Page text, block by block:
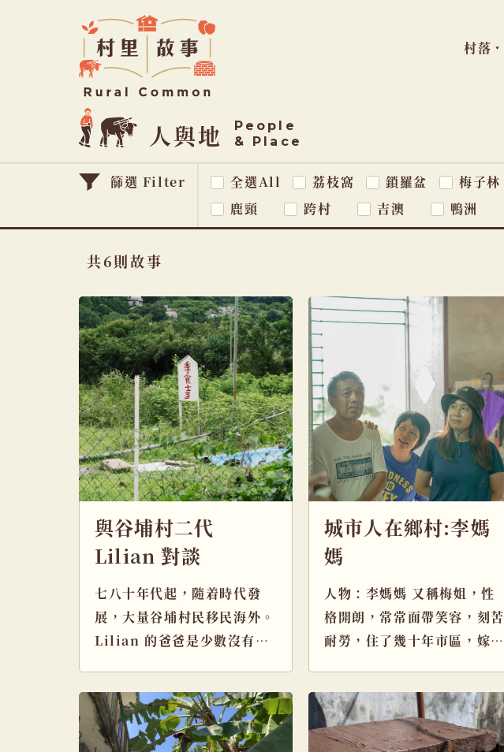
Common
村
里
故
事
村落
人與地
People
& Place
篩選 Filter 全選All 荔枝窩 鎖羅盆 梅子林
鹿頸
跨村 吉澳 鴨洲
共6則故事
與谷埔村二代
Lilian 對談
七八十年代起，隨着時代發
展，大量谷埔村民移民海外。
Lilian 的爸爸是少數沒有移
城市人在鄉村:李媽
媽
人物：李媽媽 又稱梅姐，性
格開朗，常常面帶笑容，刻苦
耐勞，住了幾十年市區，嫁咗
慢搬番 […]